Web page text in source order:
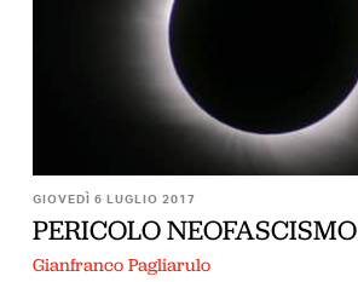
GIOVEDÌ 6 LUGLIO 2017
PERICOLO NEOFASCISMO
Gianfranco Pagliarulo